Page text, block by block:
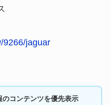
9266/jaguar
コンテンツを優先表示